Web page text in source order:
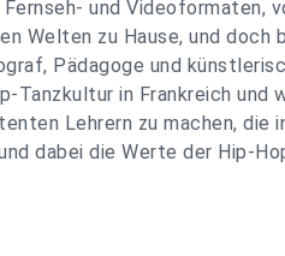
Fernseh- und Videoformaten,
Welten zu Hause, und doch
Pädagoge und
Tanzkultur in Frankreich und
Lehrern zu machen, die
dabei die Werte der Hip-